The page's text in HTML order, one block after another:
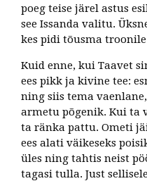
poeg teise järel astus
see Issanda valitu.
kes pidi tõusma
Kuid enne, kui Taavet
ees pikk ja kivine tee:
ning siis tema
armetu põgenik. Kui ta
ta ränka pattu. Ometi
ees alati väikeseks
üles ning tahtis neist
tagasi tulla. Just